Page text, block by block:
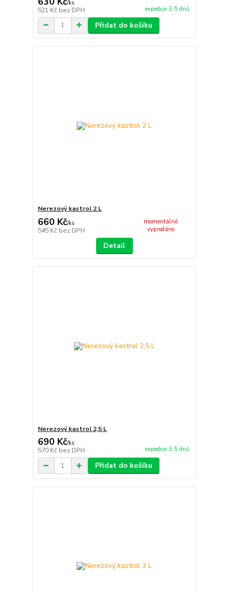
/ks
521 Kč bez DPH expedice 3-5 dnů
Přidat do košíku
Nerezový kastrol 2 L
660 Kč/ks
545 Kč bez DPH
momentálně
vyprodáno
Detail
Nerezový kastrol 2,5 L
690 Kč/ks
570 Kč bez DPH expedice 3-5 dnů
Přidat do košíku